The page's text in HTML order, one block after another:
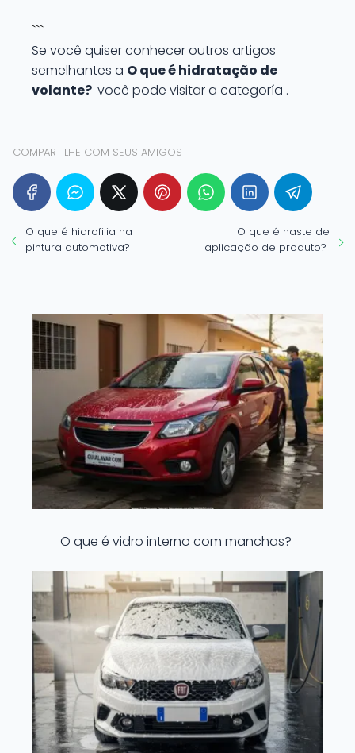
```
Se você quiser conhecer outros artigos
semelhantes a O que é hidratação de
volante? você pode visitar a categoría .
COMPARTILHE COM SEUS AMIGOS
O que é hidrofilia na
pintura automotiva?
O que é haste de
aplicação de produto?
O que é vidro interno com manchas?